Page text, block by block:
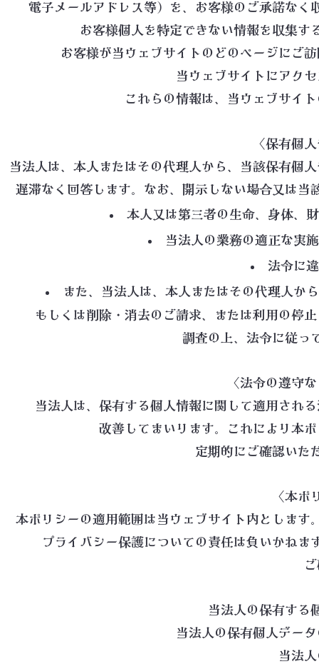
電子メールアドレス等）を、お客様のご承諾な
お客様個人を特定できない情報を収集す
お客様が当ウェブサイトのどのページにご
当ウェブサイトにアク
これらの情報は、当ウェブサイ
〈保有個
当法人は、本人またはその代理人から、当該保有個
遅滞なく回答します。なお、開示しない場合又は
本人又は第三者の生命、身体、
当法人の業務の適正な実
法令に
また、当法人は、本人またはその代理人か
もしくは削除・消去のご請求、または利用の停
調査の上、法令に従っ
〈法令の遵守
当法人は、保有する個人情報に関して適用され
改善してまいります。これにより本
定期的にご確認いた
〈本ポ
本ポリシーの適用範囲は当ウェブサイト内としま
プライバシー保護についての責任は負いかね
当法人の保有する
当法人の保有個人デー
当法